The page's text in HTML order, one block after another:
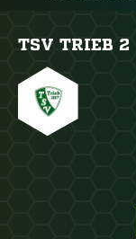
TSV TRIEB 2